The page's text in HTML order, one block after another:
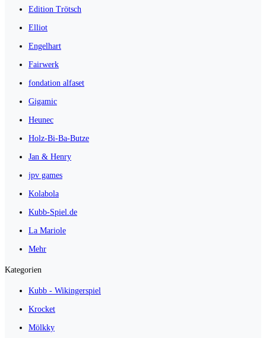
Edition Trötsch
Elliot
Engelhart
Fairwerk
fondation alfaset
Gigamic
Heunec
Holz-Bi-Ba-Butze
Jan & Henry
jpv games
Kolabola
Kubb-Spiel.de
La Mariole
Mehr
Kategorien
Kubb - Wikingerspiel
Krocket
Mölkky